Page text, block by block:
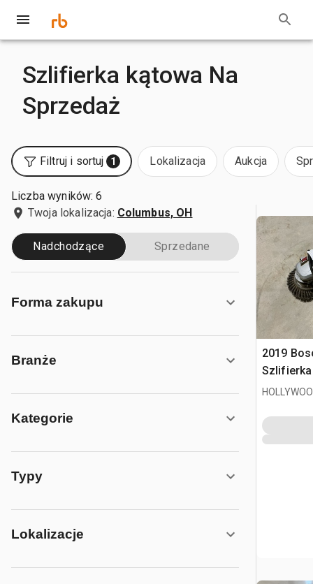
Szlifierka kątowa Na
Sprzedaż
Filtruj i sortuj 1 Lokalizacja Aukcja
Liczba wyników: 6
Twoja lokalizacja: Columbus, OH
Nadchodzące Sprzedane
Forma zakupu
Branże
Kategorie
Typy
Lokalizacje
2019